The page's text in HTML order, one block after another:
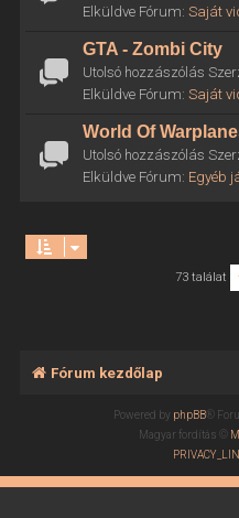
Elküldve Fórum: Saját
GTA - Zombi City
Utolsó hozzászólás
Elküldve Fórum: Saját
World Of
Utolsó hozzászólás
Elküldve Fórum: Egyéb
73 találat
Fórum kezdőlap
Powered by phpBB®
Magyar fordítás ©